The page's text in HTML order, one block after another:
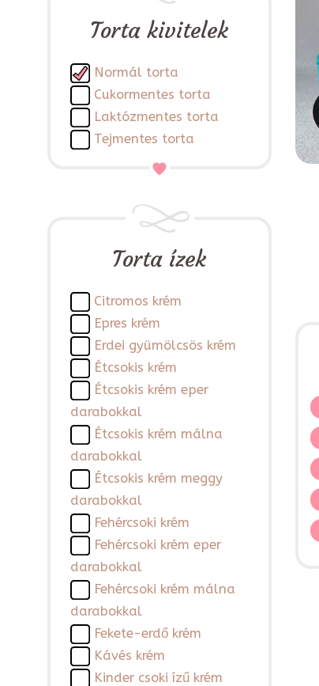
Torta kivitelek
Normál torta
Cukormentes torta
Laktózmentes torta
Tejmentes torta
Torta ízek
Citromos krém
Epres krém
Erdei gyümölcsös krém
Étcsokis krém
Étcsokis krém eper
darabokkal
Étcsokis krém málna
darabokkal
Étcsokis krém meggy
darabokkal
Fehércsoki krém
Fehércsoki krém eper
darabokkal
Fehércsoki krém málna
darabokkal
Fekete-erdő krém
Kávés krém
Kinder csoki ízű krém